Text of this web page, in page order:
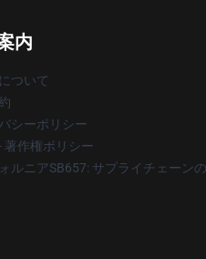
内
ついて
シーポリシー
著作権ポリシー
ルニアSB657: サプライチェーン